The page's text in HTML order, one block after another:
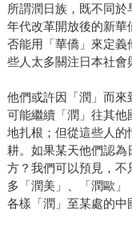
所謂潤日族，既不同
年代改革開放後的新華
否能用「華僑」來定義
些人太多關注日本社會
他們或許因「潤」而
可能繼續「潤」往其
地扎根；但從這些人的
耕。如果某天他們認
方？我們可以預見，不
多「潤美」、「潤歐
各樣「潤」至某處的中